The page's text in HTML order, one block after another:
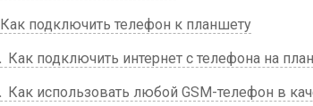
Как подключить телефон к планшету
Как подключить интернет с телефона на
Как использовать любой GSM-телефон в